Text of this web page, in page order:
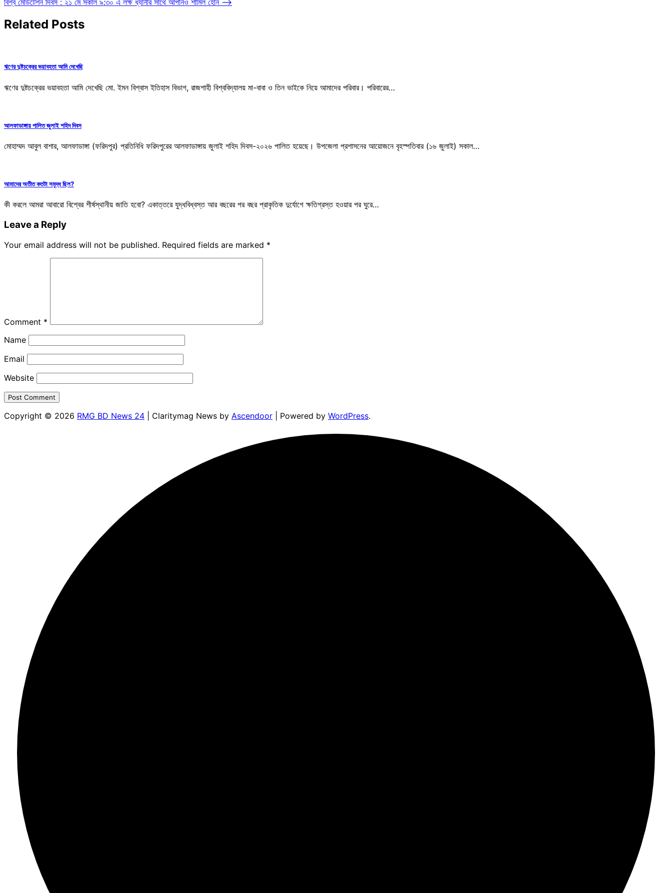
navigation
বিশ্ব মেডিটেশন দিবস : ২১ মে সকাল ৯:৩০ এ লক্ষ ধ্যানীর সাথে আপনিও শামিল হোন ⟶
Related Posts
ঋণের দুষ্টচক্রের ভয়াবহতা আমি দেখেছি
ঋণের দুষ্টচক্রের ভয়াবহতা আমি দেখেছি মো. ইমন বিশ্বাস ইতিহাস বিভাগ, রাজশাহী বিশ্ববিদ্যালয় মা-বাবা ও তিন ভাইকে নিয়ে আমাদের পরিবার। পরিবারের…
আলফাডাঙ্গায় পালিত জুলাই শহিদ দিবস
মোহাম্মদ আবুল বাশার, আলফাডাঙ্গা (ফরিদপুর) প্রতিনিধি ফরিদপুরের আলফাডাঙ্গায় জুলাই শহিদ দিবস-২০২৬ পালিত হয়েছে। উপজেলা প্রশাসনের আয়োজনে বৃহস্পতিবার (১৬ জুলাই) সকাল…
আমাদের অতীত কতটা সমৃদ্ধ ছিল?
কী করলে আমরা আবারো বিশ্বের শীর্ষস্থানীয় জাতি হবো? একাত্তরে যুদ্ধবিধ্বস্ত আর বছরের পর বছর প্রাকৃতিক দুর্যোগে ক্ষতিগ্রস্ত হওয়ার পর ঘুরে…
Leave a Reply
Your email address will not be published. Required fields are marked *
Comment *
Name
Email
Website
Copyright © 2026 RMG BD News 24 | Claritymag News by Ascendoor | Powered by WordPress.